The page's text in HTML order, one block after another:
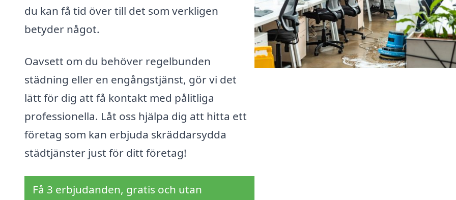
du kan få tid över till det som verkligen
betyder något.
Oavsett om du behöver regelbunden
städning eller en engångstjänst, gör vi det
lätt för dig att få kontakt med pålitliga
professionella. Låt oss hjälpa dig att hitta ett
företag som kan erbjuda skräddarsydda
städtjänster just för ditt företag!
Få 3 erbjudanden, gratis och utan